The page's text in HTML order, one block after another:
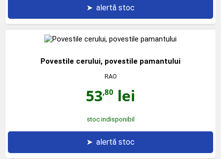
➤ alertă stoc
Povestile cerului, povestile pamantului
RAO
53,80 lei
stoc indisponibil
➤ alertă stoc